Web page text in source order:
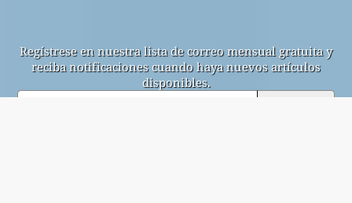
Regístrese en nuestra lista de correo mensual gratuita y
reciba notificaciones cuando haya nuevos artículos
disponibles.